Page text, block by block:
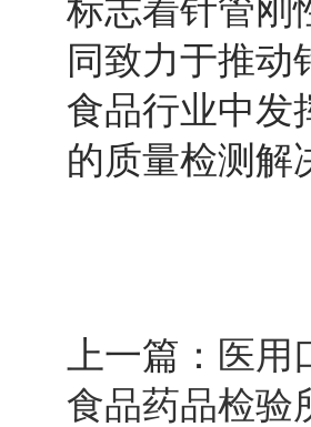
标志着针管刚
同致力于推动
食品行业中发
的质量检测解
上一篇： 医用
食品药品检验